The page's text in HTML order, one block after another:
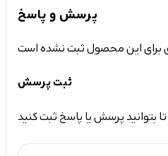
پرسش و پاسخ
ثبت پرسش